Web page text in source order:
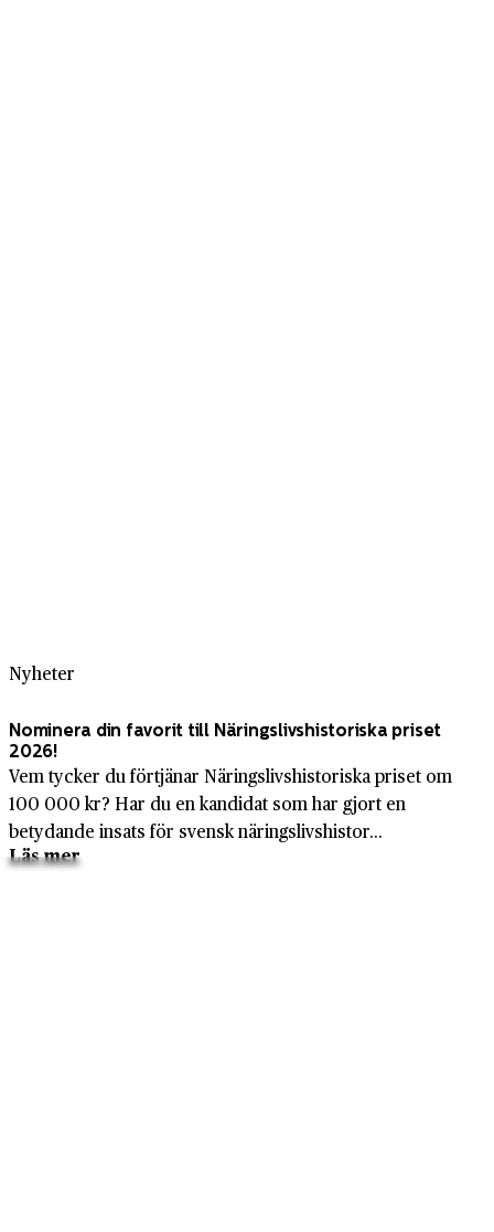
Nyheter
Nominera din favorit till Näringslivshistoriska priset
2026!
Vem tycker du förtjänar Näringslivshistoriska priset om
100 000 kr? Har du en kandidat som har gjort en
betydande insats för svensk näringslivshistor...
Läs mer